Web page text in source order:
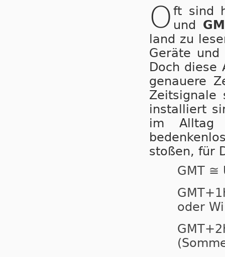
O ft sind
und
land zu
Geräte
Doch
ge­nau­e­re
Zeitsignale
installiert
im Alltag
stoßen, für
GMT ≅
oder